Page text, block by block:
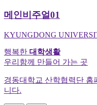
메인비주얼01
KYUNGDONG
행복한 대학생활
우리함께 만들어 가는 곳
경동대학교 산학협력단 홈
니다.